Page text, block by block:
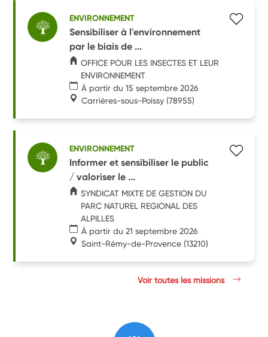
ENVIRONNEMENT
Sensibiliser à l'environnement
par le biais de ...
OFFICE POUR LES INSECTES ET LEUR
ENVIRONNEMENT
À partir du 15 septembre 2026
Carrières-sous-Poissy (78955)
ENVIRONNEMENT
Informer et sensibiliser le public
/ valoriser le ...
SYNDICAT MIXTE DE GESTION DU
PARC NATUREL REGIONAL DES
ALPILLES
À partir du 21 septembre 2026
Saint-Rémy-de-Provence (13210)
Voir toutes les missions